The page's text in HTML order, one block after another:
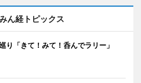
ん経トピックス
り「きて！みて！呑んでラリー」